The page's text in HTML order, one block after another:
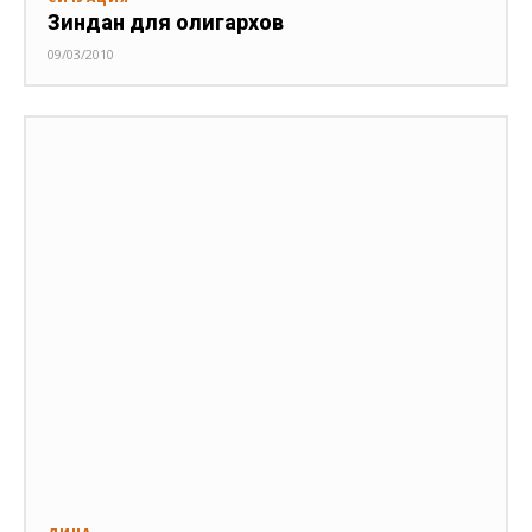
Зиндан для олигархов
09/03/2010